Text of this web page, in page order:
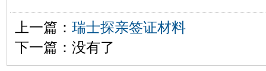
上一篇： 瑞士探亲签证材料
下一篇：没有了